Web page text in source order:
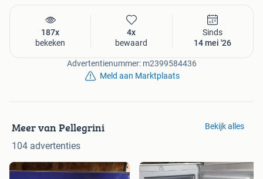
187x
bekeken
4x
bewaard
Sinds
14 mei '26
Advertentienummer: m2399584436
Meld aan Marktplaats
Meer van Pellegrini
104 advertenties
Bekijk alles